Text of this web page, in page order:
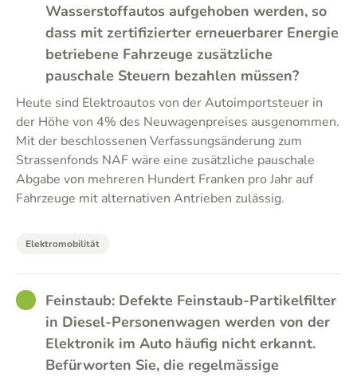
Wasserstoffautos aufgehoben werden, so
dass mit zertifizierter erneuerbarer Energie
betriebene Fahrzeuge zusätzliche
pauschale Steuern bezahlen müssen?
Heute sind Elektroautos von der Autoimportsteuer in
der Höhe von 4% des Neuwagenpreises ausgenommen.
Mit der beschlossenen Verfassungsänderung zum
Strassenfonds NAF wäre eine zusätzliche pauschale
Abgabe von mehreren Hundert Franken pro Jahr auf
Fahrzeuge mit alternativen Antrieben zulässig.
Elektromobilität
GOODFeinstaub: Defekte Feinstaub-Partikelfilter
in Diesel-Personenwagen werden von der
Elektronik im Auto häufig nicht erkannt.
Befürworten Sie, die regelmässige